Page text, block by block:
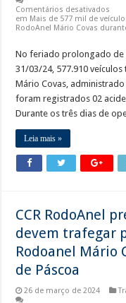
Comentários desativados
em Mais de 577 mil de
RodoAnel Mário Covas
No feriado prolongado de
31/03/24, 577.910
Mário Covas,
foram registrados 02
Durante os três dias de
Leia mais »
CCR RodoAnel
devem trafegar
Rodoanel Mário
de Páscoa
26 de março de 2024